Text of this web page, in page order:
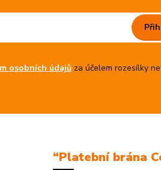
osobních údajůza účelem rozesílky
“Platební brána